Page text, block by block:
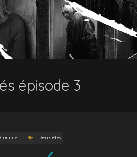
épisode 3
Deux étés